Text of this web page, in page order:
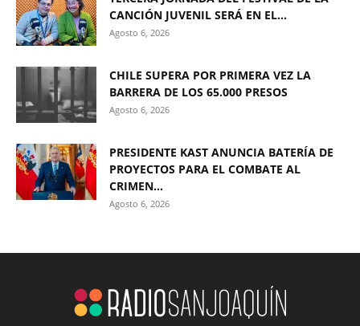
CANCIÓN JUVENIL SERÁ EN EL...
Agosto 6, 2026
CHILE SUPERA POR PRIMERA VEZ LA
BARRERA DE LOS 65.000 PRESOS
Agosto 6, 2026
PRESIDENTE KAST ANUNCIA BATERÍA DE
PROYECTOS PARA EL COMBATE AL
CRIMEN...
Agosto 6, 2026